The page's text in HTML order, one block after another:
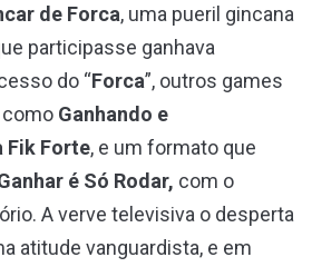
de Forca, uma pueril gincana
participasse ganhava
do “Forca”, outros games
Ganhando e
Fik Forte, e um formato que
é Só Rodar, com o
A verve televisiva o desperta
atitude vanguardista, e em